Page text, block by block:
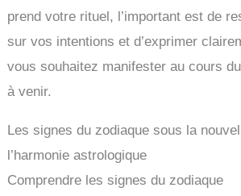
prend votre rituel, l’important est de
sur vos intentions et d’exprimer
vous souhaitez manifester au cours
à venir.
Les signes du zodiaque sous la
l’harmonie astrologique
Comprendre les signes du zodiaque